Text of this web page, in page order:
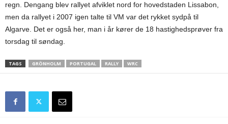
regn. Dengang blev rallyet afviklet nord for hovedstaden Lissabon,
men da rallyet i 2007 igen talte til VM var det rykket sydpå til
Algarve. Det er også her, man i år kører de 18 hastighedsprøver fra
torsdag til søndag.
TAGS GRÖNHOLM PORTUGAL RALLY WRC